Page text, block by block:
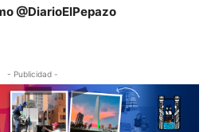
@DiarioElPepazo
- Publicidad -